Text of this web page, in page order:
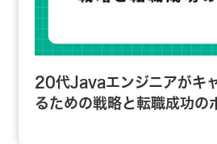
20代Javaエンジニアがキ
るための戦略と転職成功の